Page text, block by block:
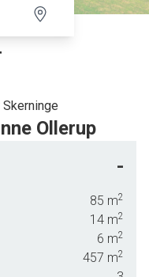
Ollerup
seniorerne. De 85 kvm
velholdte bolig vidner om et
indretningsløsninger.
-
85 m2
14 m2
6 m2
457 m2